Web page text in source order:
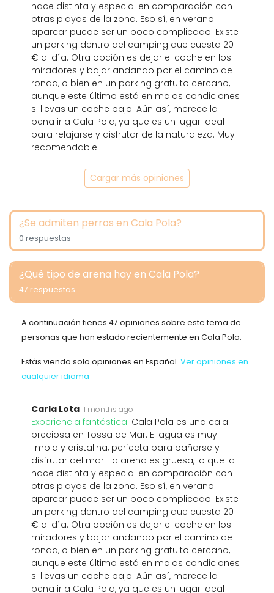
hace distinta y especial en comparación con
otras playas de la zona. Eso sí, en verano
aparcar puede ser un poco complicado. Existe
un parking dentro del camping que cuesta 20
€ al día. Otra opción es dejar el coche en los
miradores y bajar andando por el camino de
ronda, o bien en un parking gratuito cercano,
aunque este último está en malas condiciones
si llevas un coche bajo. Aún así, merece la
pena ir a Cala Pola, ya que es un lugar ideal
para relajarse y disfrutar de la naturaleza. Muy
recomendable.
Cargar más opiniones
¿Se admiten perros en Cala Pola?
0 respuestas
¿Qué tipo de arena hay en Cala Pola?
47 respuestas
A continuación tienes 47 opiniones sobre este tema de
personas que han estado recientemente en Cala Pola.
Estás viendo solo opiniones en Español. Ver opiniones en
cualquier idioma
Carla Lota 11 months ago
Experiencia fantástica: Cala Pola es una cala
preciosa en Tossa de Mar. El agua es muy
limpia y cristalina, perfecta para bañarse y
disfrutar del mar. La arena es gruesa, lo que la
hace distinta y especial en comparación con
otras playas de la zona. Eso sí, en verano
aparcar puede ser un poco complicado. Existe
un parking dentro del camping que cuesta 20
€ al día. Otra opción es dejar el coche en los
miradores y bajar andando por el camino de
ronda, o bien en un parking gratuito cercano,
aunque este último está en malas condiciones
si llevas un coche bajo. Aún así, merece la
pena ir a Cala Pola, ya que es un lugar ideal